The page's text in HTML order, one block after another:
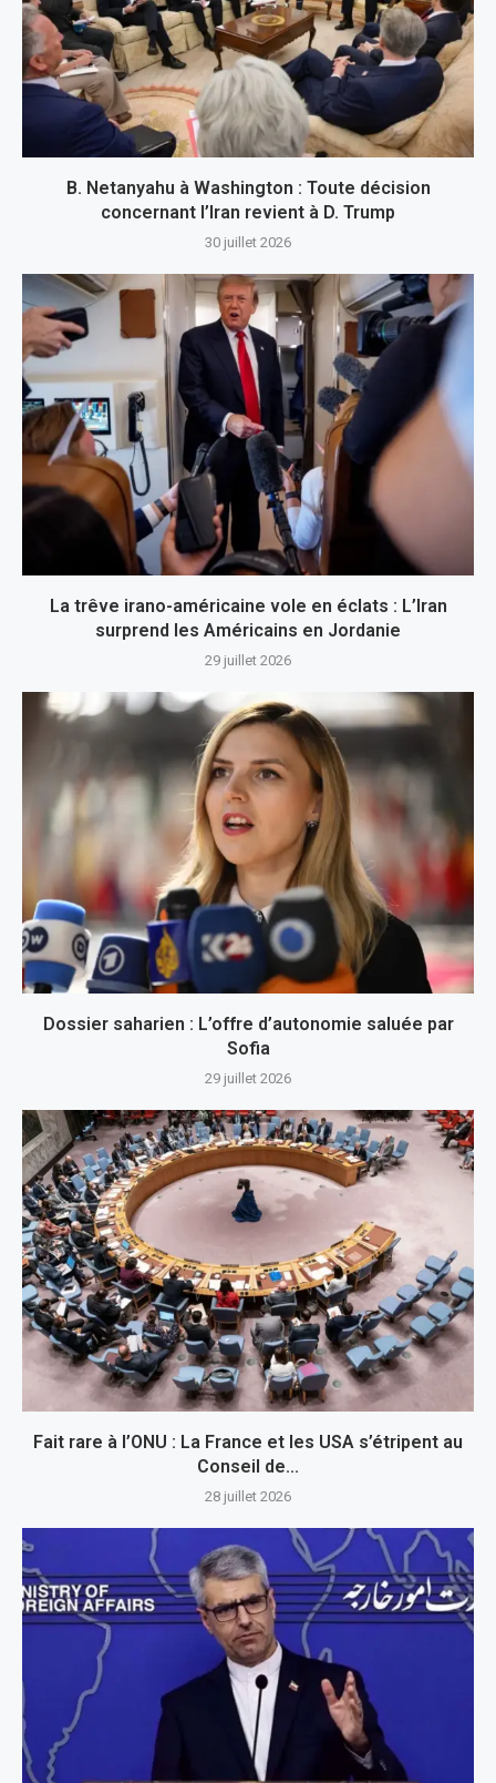
B. Netanyahu à Washington : Toute décision
concernant l’Iran revient à D. Trump
30 juillet 2026
La trêve irano-américaine vole en éclats : L’Iran
surprend les Américains en Jordanie
29 juillet 2026
Dossier saharien : L’offre d’autonomie saluée par
Sofia
29 juillet 2026
Fait rare à l’ONU : La France et les USA s’étripent au
Conseil de...
28 juillet 2026